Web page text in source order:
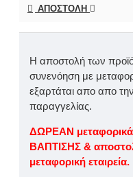
ΑΠΟΣΤΟΛΉ
Η αποστολή των
συνενόηση με
εξαρτάται απο απο
παραγγελίας.
ΔΩΡΕΑΝ μεταφορικά
ΒΑΠΤΙΣΗΣ &
μεταφορική εταιρεία.